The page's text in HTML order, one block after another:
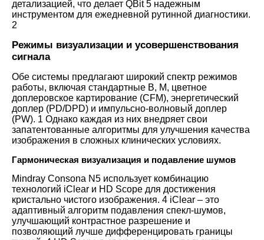
детализацией, что делает QBit 5 надежным
инструментом для ежедневной рутинной диагностики.
2
Режимы визуализации и усовершенствования
сигнала
Обе системы предлагают широкий спектр режимов
работы, включая стандартные B, M, цветное
доплеровское картирование (CFM), энергетический
доплер (PD/DPD) и импульсно-волновый доплер
(PW). 1 Однако каждая из них внедряет свои
запатентованные алгоритмы для улучшения качества
изображения в сложных клинических условиях.
Гармоническая визуализация и подавление шумов
Mindray Consona N5 использует комбинацию
технологий iClear и HD Scope для достижения
кристально чистого изображения. 4 iClear – это
адаптивный алгоритм подавления спекл-шумов,
улучшающий контрастное разрешение и
позволяющий лучше дифференцировать границы